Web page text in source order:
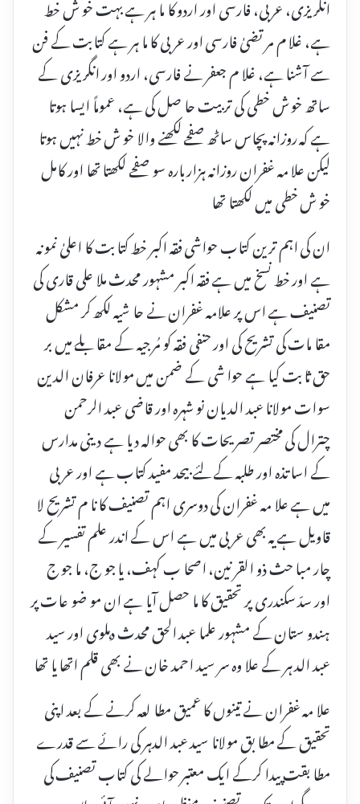
ہے، غلا م مر تضیٰ فارسی اور عر بی کا ما ہر ہے کتابت کے فن
سے آشنا ہے، غلا م جعفر نے فارسی، اردو اور انگریزی کے
ساتھ خو ش خطی کی تر بیت حا صل کی ہے، عموماً ایسا ہوتا
ہے کہ روزانہ پچاس ساٹھ صفحے لکھنے والا خو ش خط نہیں ہوتا
لیکن علا مہ غفران روزانہ ہزار بارہ سو صفحے لکھتا تھا اور کامل
خو ش خطی میں لکھتا تھا
ان کی اہم ترین کتاب حواشی فقہ اکبر خط کتا بت کا اعلیٰ نمو نہ
ہے اور خط نسخ میں ہے فقہ اکبر مشہور محدث ملا علی قاری کی
تصنیف ہے اس پر علامہ غفران نے حا شیہ لکھ کر مشکل
مقا مات کی تشریح کی اور حنفی فقہ کو مُر جیہ کے مقا بلے میں بر
حق ثا بت کیا ہے حوا شی کے ضمن میں مولانا عرفان الدین
سوات مولانا عبد الدیان نو شہرہ اور قاضی عبد الرحمن
چترال کی مختصر تصریحات کا بھی حوالہ دیا ہے دینی مدارس
کے اسا تذہ اور طلبہ کے لئے بیحد مفید کتاب ہے اور عر بی
میں ہے علا مہ غفران کی دوسری اہم تصنیف کا نا م تشریح لا
قاویل ہے یہ بھی عر بی میں ہے اس کے اندر علم تفسیر کے
چار مبا حث ذو القر نین، اصحا ب کہف، یا جو ج، ما جو ج
اور سدّ سکندری پر تحقیق کا ما حصل آیا ہے ان مو ضو عات پر
ہندو ستان کے مشہور علما عبد الحق محدث دہلوی اور سید
عبد الد ہر کے علا وہ سر سید احمد خان نے بھی قلم اتھا یا تھا
علا مہ غفران نے تینوں کا عمیق مطا لعہ کرنے کے بعد اپنی
تحقیق کے مطا بق مولانا سید عبد الدہر کی رائے سے قدرے
مطا بقت پیدا کرکے ایک معتبر حوالے کی کتاب تصنیف کی